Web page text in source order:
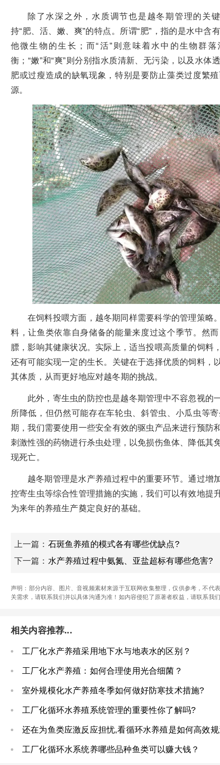
除了水深之外，水质调节也是越冬期管理的关
持“肥、活、嫩、爽”的特点。所谓“肥”，指的是水中含
他微生物的生长；而“活”则意味着水中的生物群
衡；“嫩”和“爽”则分别指水质清新、无污染，以及水体
肥或过瘦造成的缺氧现象，特别是要防止藻类过度繁
源。
在饲料投喂方面，越冬期同样需要科学的管理策略
料，让鱼类依靠自身储备的能量来度过这个季节。然
膘，影响其健康状况。实际上，适当投喂高质量的饲料
还有可能实现一定的生长。关键在于选择优质的饲料，
其体质，从而更好地应对越冬期的挑战。
此外，寄生虫的防控也是越冬期管理中不容忽视的
所降低，但仍然可能存在车轮虫、斜管虫、小瓜虫等
期，我们需要使用一些安全有效的驱虫产品来进行预防
刺激性强的药物进行杀虫处理，以免损伤鱼体、降低其
现死亡。
越冬期管理是水产养殖过程中的重要环节。通过增
控寄生虫等综合性管理措施的实施，我们可以有效地提
为来年的养殖生产奠定良好的基础。
上一篇： 石斑鱼养殖的模式各有哪些优缺点?
下一篇： 水产养殖过程中氨氮、亚盐超标有哪些危害?
声明：部分内容、图片、音视频素材来源于互联网收集整理，仅供参考，不代
关需求，请联系我们并以具体沟通为准！如内容侵犯了原著者权益，请联系我
相关内容推荐...
工厂化水产养殖采用地下水与地表水的区别？
工厂化水产养殖：如何合理使用光合细菌？
室外规模化水产养殖冬季如何做好防寒技术措施?
工厂化循环水养殖系统管理的重要性你了解吗?
还在为鱼类应激反应担忧,看循环水养殖是如何高效
工厂化循环水系统养哪些品种鱼类可以赚大钱？